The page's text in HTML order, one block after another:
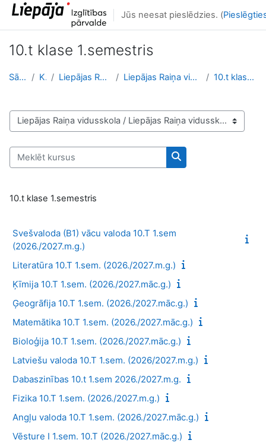
Atvērt galveno saturu
Jūs neesat pieslēdzies. (
10.t klase 1.semestris
Sākums Kursi Liepājas Raiņa vidusskola Liepājas Raiņa vidusskola (tālmācība) 10.t klase 1.semestris
Kursu kategorijas
Meklēt kursus
Meklēt kursus
10.t klase 1.semestris
Svešvaloda (B1) vācu valoda 10.T 1.sem
(2026./2027.m.g.)
Literatūra 10.T 1.sem. (2026./2027.m.g.)
Ķīmija 10.T 1.sem. (2026./2027.māc.g.)
Ģeogrāfija 10.T 1.sem. (2026./2027.māc.g.)
Matemātika 10.T 1.sem. (2026./2027.māc.g.)
Bioloģija 10.T 1.sem. (2026./2027.māc.g.)
Latviešu valoda 10.T 1.sem. (2026/2027.m.g.)
Dabaszinības 10.t 1.sem 2026./2027.m.g.
Fizika 10.T 1.sem. (2026./2027.m.g.)
Angļu valoda 10.T 1.sem. (2026./2027.māc.g.)
Vēsture I 1.sem. 10.T (2026./2027.māc.g.)